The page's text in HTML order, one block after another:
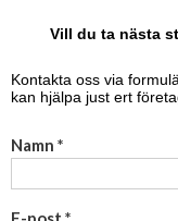
Vill du ta nästa
Kontakta oss via
kan hjälpa just ert
Namn *